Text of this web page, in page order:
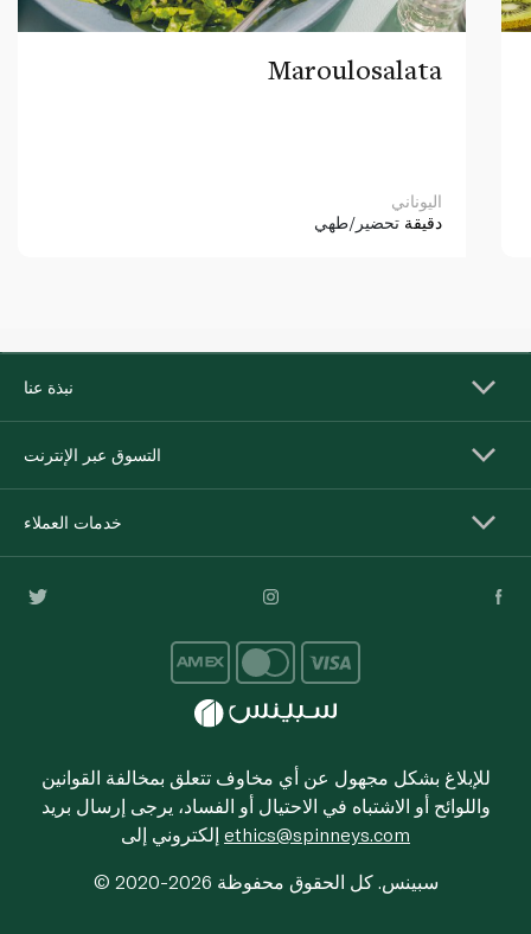
Maroulosalata
اليوناني
دقيقة تحضير/طهي
نبذة عنا
التسوق عبر الإنترنت
خدمات العملاء
للإبلاغ بشكل مجهول عن أي مخاوف تتعلق بمخالفة القوانين
واللوائح أو الاشتباه في الاحتيال أو الفساد، يرجى إرسال بريد
ethics@spinneys.com
© 2020-2026 سبينس. كل الحقوق محفوظة